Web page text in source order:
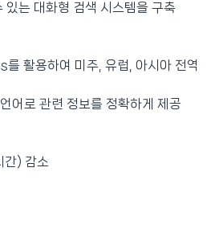
있는 대화형 검색 시스템을 구축
활용하여 미주, 유럽, 아시아 전역
어로 관련 정보를 정확하게 제공
간) 감소